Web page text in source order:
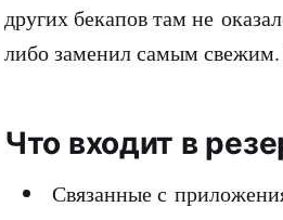
других бекапов там не
либо заменил самым свежим.
Что входит в
Связанные с